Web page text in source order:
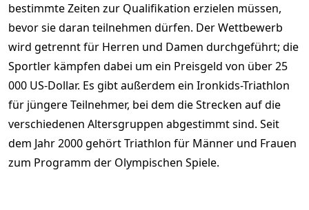
bestimmte Zeiten zur Qualifikation erzielen müssen,
bevor sie daran teilnehmen dürfen. Der Wettbewerb
wird getrennt für Herren und Damen durchgeführt; die
Sportler kämpfen dabei um ein Preisgeld von über 25
000 US-Dollar. Es gibt außerdem ein Ironkids-Triathlon
für jüngere Teilnehmer, bei dem die Strecken auf die
verschiedenen Altersgruppen abgestimmt sind. Seit
dem Jahr 2000 gehört Triathlon für Männer und Frauen
zum Programm der Olympischen Spiele.